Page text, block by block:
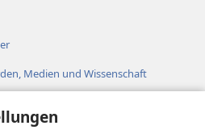
Medien und Wissenschaft